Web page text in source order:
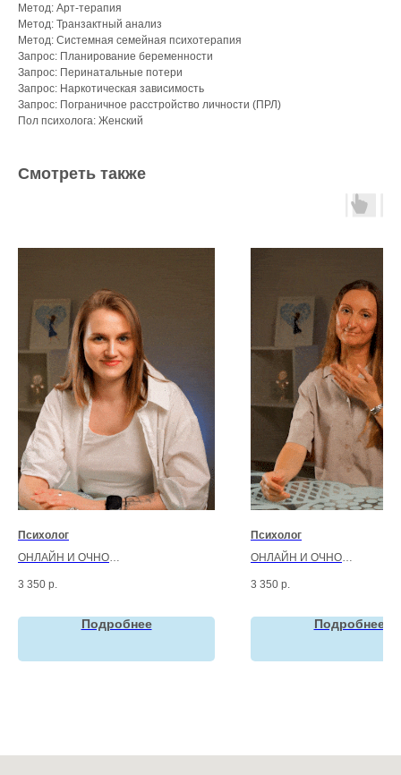
Метод: Арт-терапия
Метод: Транзактный анализ
Метод: Системная семейная психотерапия
Запрос: Планирование беременности
Запрос: Перинатальные потери
Запрос: Наркотическая зависимость
Запрос: Пограничное расстройство личности (ПРЛ)
Пол психолога: Женский
Смотреть также
Психолог
ОНЛАЙН И ОЧНО
Психолог, психоаналитик
Категория:
взрослые
3 350 р.
Подробнее
Психолог
ОНЛАЙН И ОЧНО
Психолог
Категория:
взрослые и дети
3 350 р.
Подробнее